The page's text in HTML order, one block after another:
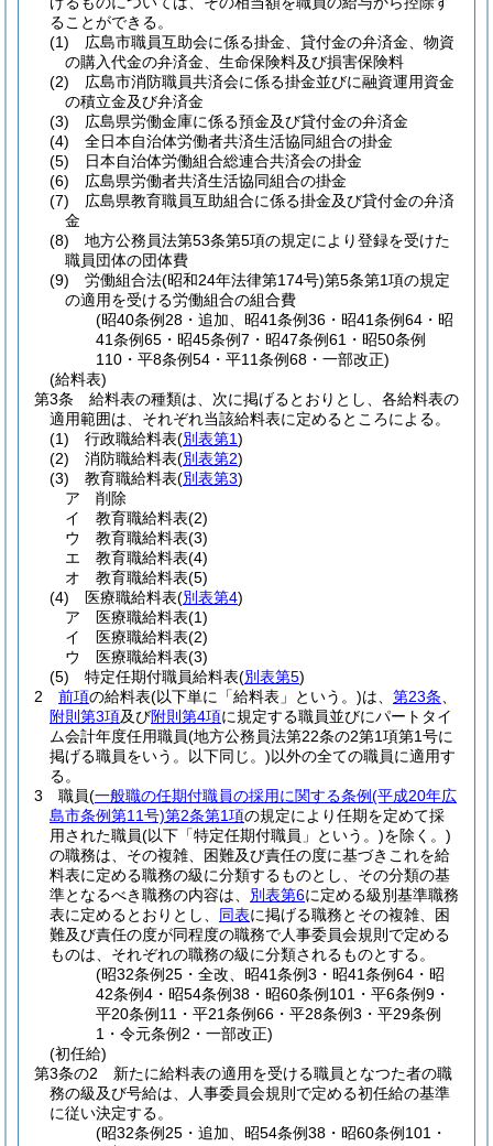
ることができる。
(1)
広島市職員互助会に係る掛金、貸付金の弁済金、物資
の購入代金の弁済金、生命保険料及び損害保険料
(2)
広島市消防職員共済会に係る掛金並びに融資運用資金
の積立金及び弁済金
(3)
広島県労働金庫に係る預金及び貸付金の弁済金
(4)
全日本自治体労働者共済生活協同組合の掛金
(5)
日本自治体労働組合総連合共済会の掛金
(6)
広島県労働者共済生活協同組合の掛金
(7)
広島県教育職員互助組合に係る掛金及び貸付金の弁済
金
(8)
地方公務員法第53条第5項の規定により登録を受けた
職員団体の団体費
(9)
労働組合法(昭和24年法律第174号)第5条第1項の規定
の適用を受ける労働組合の組合費
(昭40条例28・追加、昭41条例36・昭41条例64・昭
41条例65・昭45条例7・昭47条例61・昭50条例
110・平8条例54・平11条例68・一部改正)
(給料表)
第3条
給料表の種類は、次に掲げるとおりとし、各給料表の
適用範囲は、それぞれ当該給料表に定めるところによる。
(1)
行政職給料表(別表第1)
(2)
消防職給料表(別表第2)
(3)
教育職給料表(別表第3)
ア
削除
イ
教育職給料表(2)
ウ
教育職給料表(3)
エ
教育職給料表(4)
オ
教育職給料表(5)
(4)
医療職給料表(別表第4)
ア
医療職給料表(1)
イ
医療職給料表(2)
ウ
医療職給料表(3)
(5)
特定任期付職員給料表(別表第5)
2
前項の給料表(以下単に「給料表」という。)は、 第23条
附則第3項及び附則第4項に規定する職員並びにパートタイ
ム会計年度任用職員(地方公務員法第22条の2第1項第1号に
掲げる職員をいう。以下同じ。)以外の全ての職員に適用す
る。
3
職員(一般職の任期付職員の採用に関する条例(平成20年広
島市条例第11号)第2条第1項の規定により任期を定めて採
用された職員(以下「特定任期付職員」という。)を除く。)
の職務は、その複雑、困難及び責任の度に基づきこれを給
料表に定める職務の級に分類するものとし、その分類の基
準となるべき職務の内容は、 別表第6に定める級別基準職務
表に定めるとおりとし、 同表に掲げる職務とその複雑、困
難及び責任の度が同程度の職務で人事委員会規則で定める
ものは、それぞれの職務の級に分類されるものとする。
(昭32条例25・全改、昭41条例3・昭41条例64・昭
42条例4・昭54条例38・昭60条例101・平6条例9・
平20条例11・平21条例66・平28条例3・平29条例
1・令元条例2・一部改正)
(初任給)
第3条の2
新たに給料表の適用を受ける職員となつた者の職
務の級及び号給は、人事委員会規則で定める初任給の基準
に従い決定する。
(昭32条例25・追加、昭54条例38・昭60条例101・